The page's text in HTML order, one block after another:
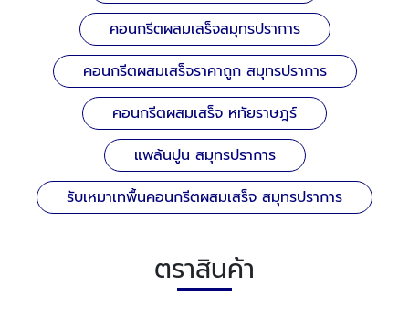
คอนกรีตผสมเสร็จสมุทรปราการ
คอนกรีตผสมเสร็จราคาถูก สมุทรปราการ
คอนกรีตผสมเสร็จ หทัยราษฎร์
แพล้นปูน สมุทรปราการ
รับเหมาเทพื้นคอนกรีตผสมเสร็จ สมุทรปราการ
ตราสินค้า